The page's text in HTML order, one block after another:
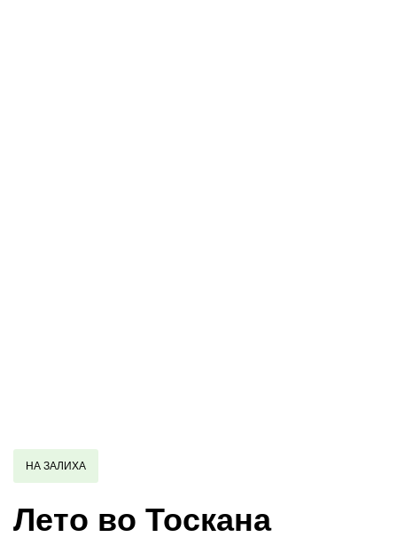
НА ЗАЛИХА
Лето во Тоскана